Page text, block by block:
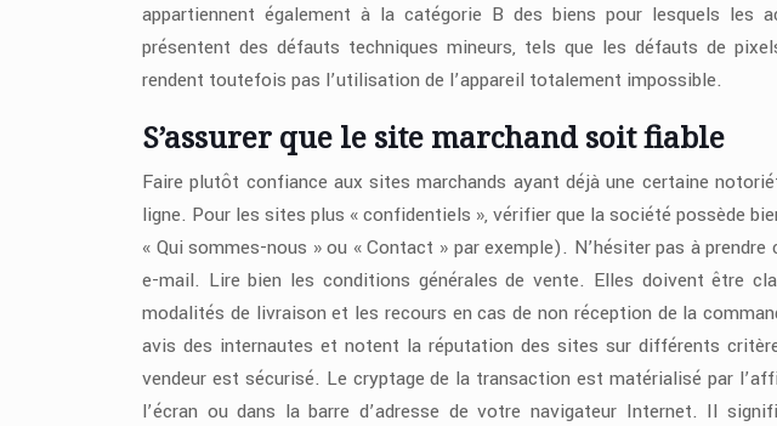
appartiennent également à la catégorie B des biens pour lesquels les
présentent des défauts techniques mineurs, tels que les défauts de
rendent toutefois pas l’utilisation de l’appareil totalement impossible.
S’assurer que le site marchand soit fiable
Faire plutôt confiance aux sites marchands ayant déjà une certaine
ligne. Pour les sites plus « confidentiels », vérifier que la société possède
« Qui sommes-nous » ou « Contact » par exemple). N’hésiter pas à
e-mail. Lire bien les conditions générales de vente. Elles doivent être
modalités de livraison et les recours en cas de non réception de la
avis des internautes et notent la réputation des sites sur différents
vendeur est sécurisé. Le cryptage de la transaction est matérialisé par
l’écran ou dans la barre d’adresse de votre navigateur Internet. Il